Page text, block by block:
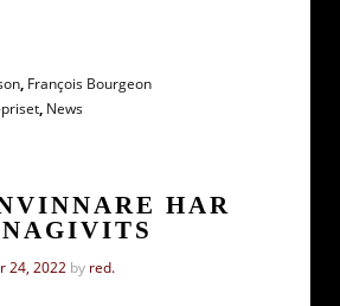
, François Bourgeon
, News
HAR
24, 2022 by red.